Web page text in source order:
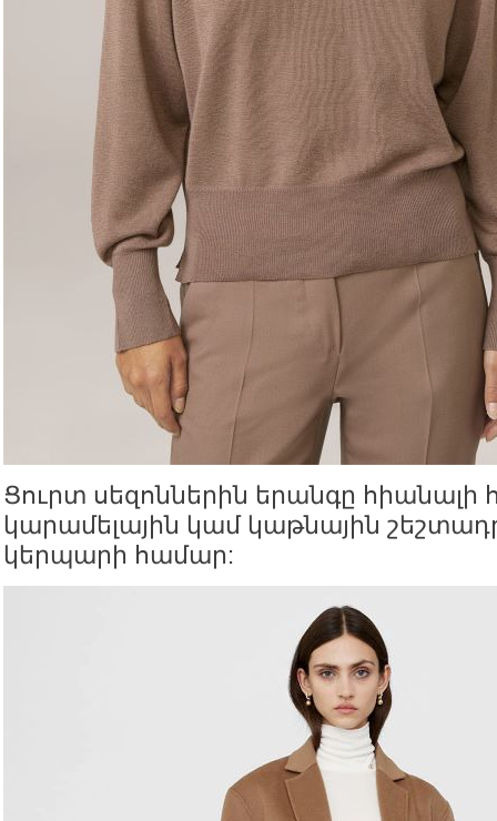
Ցուրտ սեզոններին երանգը հիանալի
կարամելային կամ կաթնային
կերպարի համար: